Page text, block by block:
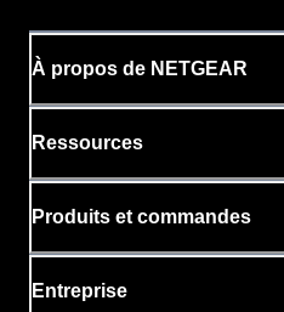
À propos de NETGEAR
Ressources
Produits et commandes
Entreprise